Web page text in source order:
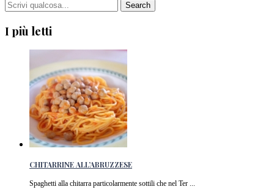
I più letti
CHITARRINE ALL’ABRUZZESE
Spaghetti alla chitarra particolarmente sottili che nel Ter ...